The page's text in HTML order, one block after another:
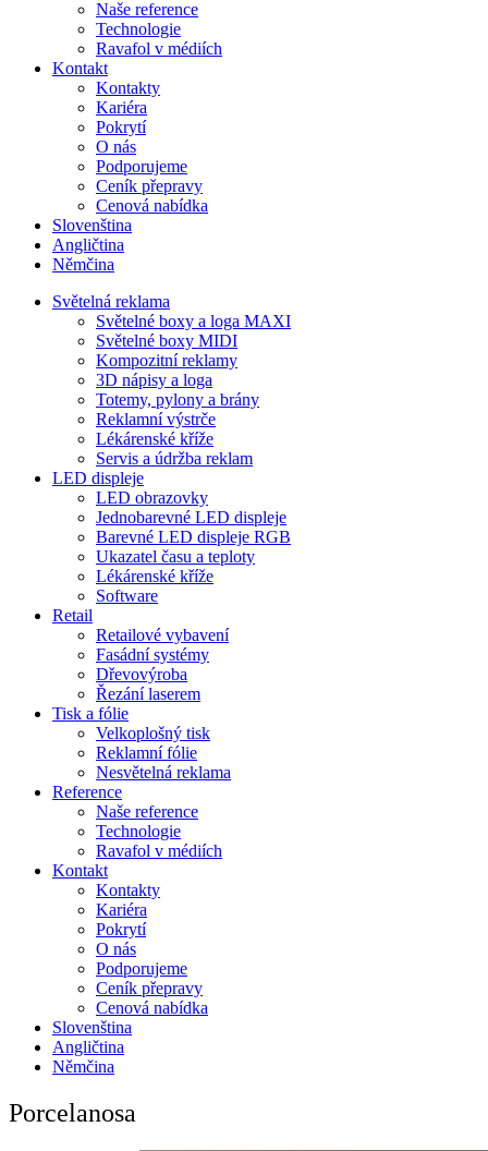
Naše reference
Technologie
Ravafol v médiích
Kontakt
Kontakty
Kariéra
Pokrytí
O nás
Podporujeme
Ceník přepravy
Cenová nabídka
Slovenština
Angličtina
Němčina
Světelná reklama
Světelné boxy a loga MAXI
Světelné boxy MIDI
Kompozitní reklamy
3D nápisy a loga
Totemy, pylony a brány
Reklamní výstrče
Lékárenské kříže
Servis a údržba reklam
LED displeje
LED obrazovky
Jednobarevné LED displeje
Barevné LED displeje RGB
Ukazatel času a teploty
Lékárenské kříže
Software
Retail
Retailové vybavení
Fasádní systémy
Dřevovýroba
Řezání laserem
Tisk a fólie
Velkoplošný tisk
Reklamní fólie
Nesvětelná reklama
Reference
Naše reference
Technologie
Ravafol v médiích
Kontakt
Kontakty
Kariéra
Pokrytí
O nás
Podporujeme
Ceník přepravy
Cenová nabídka
Slovenština
Angličtina
Němčina
Porcelanosa